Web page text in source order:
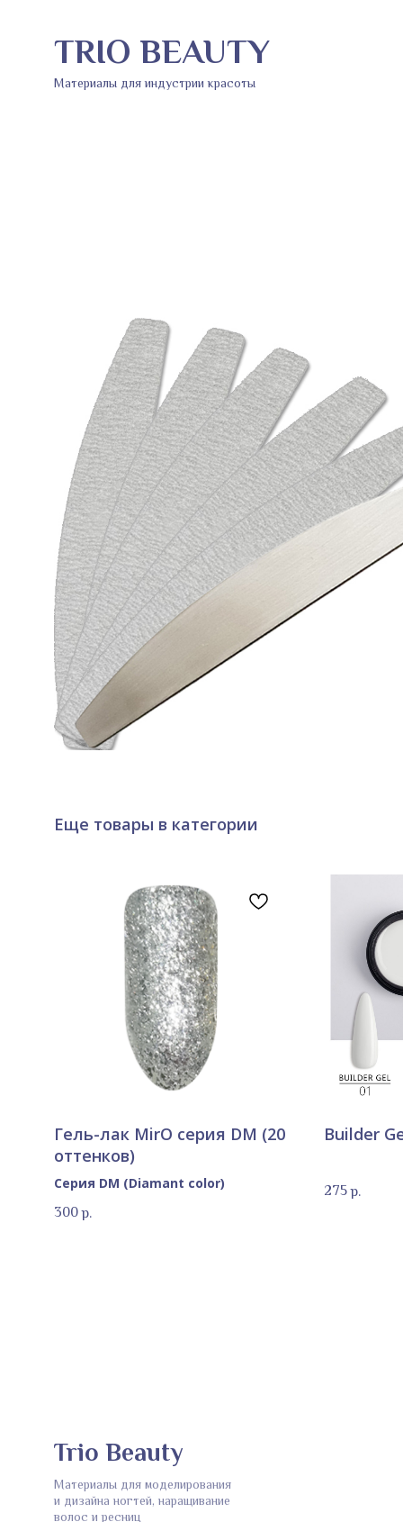
TRIO BEAUTY
Материалы для индустрии красоты
Еще товары в категории
Гель-лак MirO серия DM (20
оттенков)
Серия DM (Diamant color)
300р.
Builder
275р.
Материалы для моделирования
и дизайна ногтей, наращивание
Trio Beauty